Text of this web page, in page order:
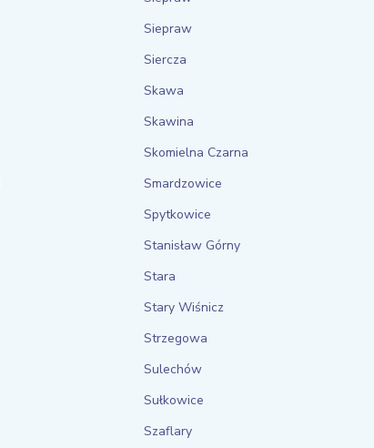
Siepraw
Siercza
Skawa
Skawina
Skomielna Czarna
Smardzowice
Spytkowice
Stanisław Górny
Stara
Stary Wiśnicz
Strzegowa
Sulechów
Sułkowice
Szaflary